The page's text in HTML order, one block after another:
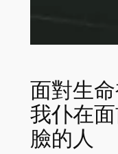
面對生
我仆在
臉的人